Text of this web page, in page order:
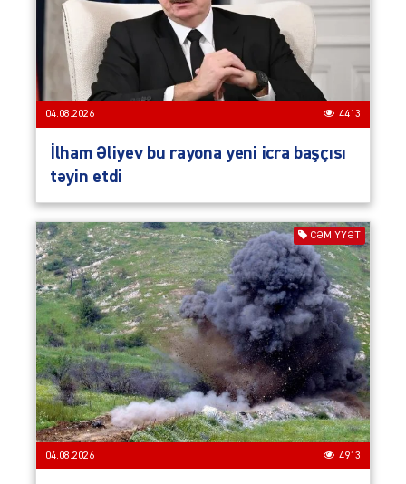
04.08.2026 4413
İlham Əliyev bu rayona yeni icra başçısı
təyin etdi
CƏMIYYƏT
04.08.2026 4913